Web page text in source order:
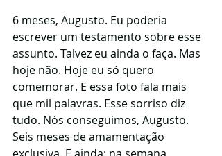
6 meses, Augusto. Eu poderia
escrever um testamento sobre esse
assunto. Talvez eu ainda o faça. Mas
hoje não. Hoje eu só quero
comemorar. E essa foto fala mais
que mil palavras. Esse sorriso diz
tudo. Nós conseguimos, Augusto.
Seis meses de amamentação
exclusiva. E ainda: na semana